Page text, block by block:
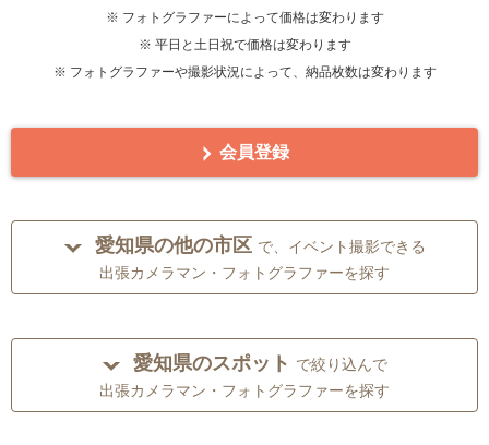
※ フォトグラファーによって価格は変わります
※ 平日と土日祝で価格は変わります
※ フォトグラファーや撮影状況によって、納品枚数は変わります
会員登録
愛知県の他の市区 で、イベント撮影できる
出張カメラマン・フォトグラファーを探す
愛知県のスポット で絞り込んで
出張カメラマン・フォトグラファーを探す